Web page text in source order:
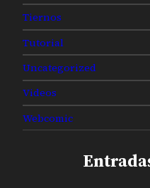
Tiernos
Tutorial
Uncategorized
Videos
Webcomic